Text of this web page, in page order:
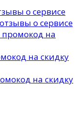
о сервисе
о сервисе
на
на скидку
на скидку